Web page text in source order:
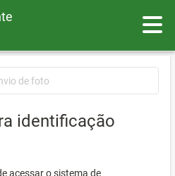
de foto
identificação
acessar o sistema de